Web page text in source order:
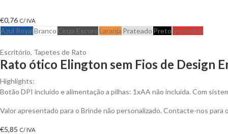
€0,76 C/ IVA
Azul RoyalBranco Cinza EscuroLaranja Prateado PretoVermelho
Escritório, Tapetes de Rato
Rato ótico Elington sem Fios de Design
Highlights:
Botão DPI incluído e alimentação a pilhas: 1xAA não incluída. Com
Valor apresentado para o Brinde não personalizado. Contacte-nos
€5,85 C/ IVA